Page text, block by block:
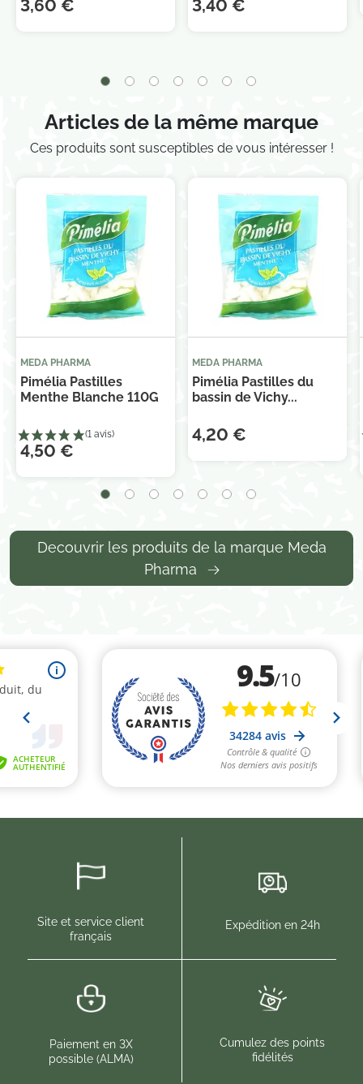
(5 avis)
3,60 €
(3
3,40 €
Articles de la même marque
Ces produits sont susceptibles de vous intéresser !
MEDA PHARMA
Pimélia Pastilles
Menthe Blanche 110G
4,50 €
MEDA PHARMA
Pimélia Pastilles du
bassin de Vichy...
4,20 €
Decouvrir les produits de la marque Meda
Pharma
Site et service client
français
Expédition en 24h
Paiement en 3X
possible (ALMA)
Cumulez des points
fidélités
Je consens également à recevoir les offres
promotionnelles. Consultez notre politique de
confidentialité.